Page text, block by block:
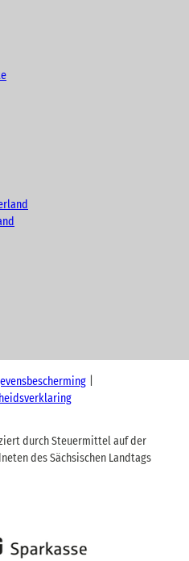
durch Steuermittel auf der
des Sächsischen Landtags